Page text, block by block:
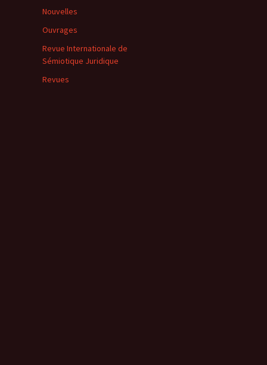
Nouvelles
Ouvrages
Revue Internationale de
Sémiotique Juridique
Revues